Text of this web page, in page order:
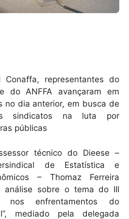
representantes do
do ANFFA avançaram em
no dia anterior, em busca de
sindicatos na luta por
públicas
técnico do Dieese –
de Estatística e
– Thomaz Ferreira
análise sobre o tema do III
nos enfrentamentos do
mediado pela delegada